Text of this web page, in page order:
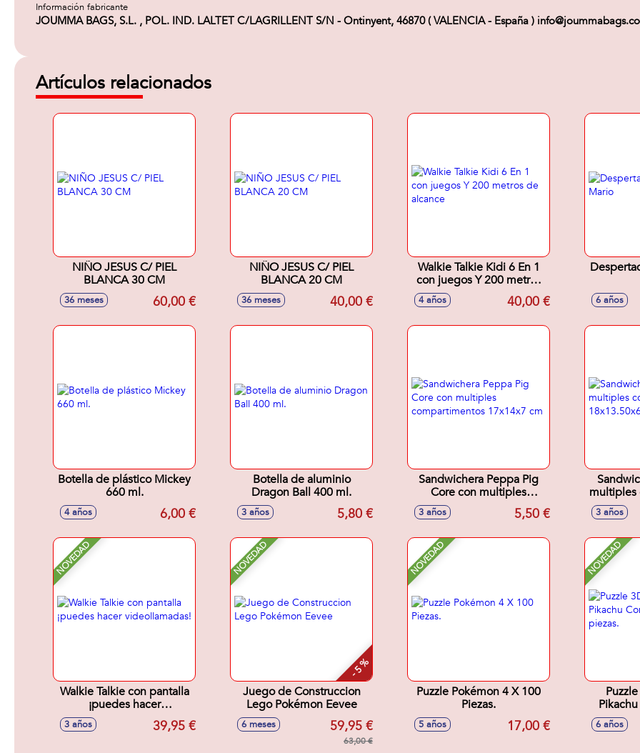
Información fabricante
JOUMMA BAGS, S.L. , POL. IND. LALTET C/LAGRILLENT S/N - Ontinyent, 46870 ( VALENCIA - España )
Artículos relacionados
NIÑO JESUS C/ PIEL
BLANCA 30 CM
36 meses 60,00 €
NIÑO JESUS C/ PIEL
BLANCA 20 CM
36 meses 40,00 €
Walkie Talkie Kidi 6 En 1
con juegos Y 200 metros
4 años 40,00 € 6 años
Botella de plástico Mickey
660 ml.
4 años 6,00 €
Botella de aluminio
Dragon Ball 400 ml.
3 años 5,80 €
Sandwichera Peppa Pig
Core con multiples
compartimentos 17x14x7
3 años 5,50 €
multiples
3 años
NOVEDAD
Walkie Talkie con pantalla
¡puedes hacer
videollamadas!
3 años 39,95 €
NOVEDAD
- 5 %
Juego de Construccion
Lego Pokémon Eevee
6 meses 59,95 €
63,00 €
NOVEDAD
Puzzle Pokémon 4 X 100
Piezas.
5 años 17,00 €
NOVEDAD
6 años